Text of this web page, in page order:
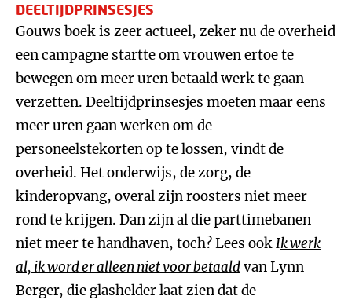
DEELTIJDPRINSESJES
Gouws boek is zeer actueel, zeker nu de overheid
een campagne startte om vrouwen ertoe te
bewegen om meer uren betaald werk te gaan
verzetten. Deeltijdprinsesjes moeten maar eens
meer uren gaan werken om de
personeelstekorten op te lossen, vindt de
overheid. Het onderwijs, de zorg, de
kinderopvang, overal zijn roosters niet meer
rond te krijgen. Dan zijn al die parttimebanen
niet meer te handhaven, toch? Lees ookIk werk
al, ik word er alleen niet voor betaaldvan Lynn
Berger, die glashelder laat zien dat de